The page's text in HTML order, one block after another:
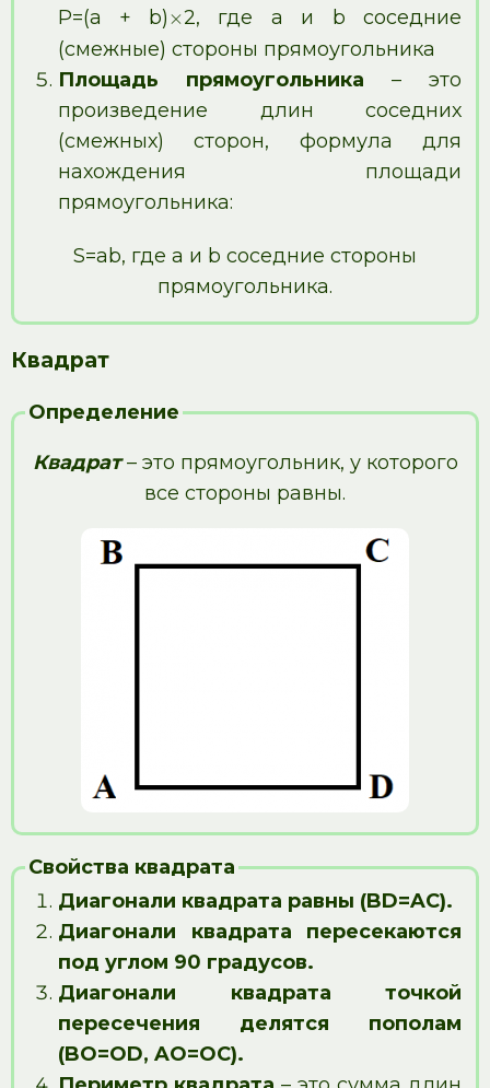
Р=(а + b)×2, где а и b соседние
(смежные) стороны прямоугольника
Площадь прямоугольника – это
произведение длин соседних
(смежных) сторон, формула для
нахождения площади
прямоугольника:
S=ab, где a и b соседние стороны
прямоугольника.
Квадрат
Определение
Квадрат– это прямоугольник, у которого
все стороны равны.
Свойства квадрата
Диагонали квадрата равны (BD=AC).
Диагонали квадрата пересекаются
под углом 90 градусов.
Диагонали квадрата точкой
пересечения делятся пополам
(BO=OD, AO=OC).